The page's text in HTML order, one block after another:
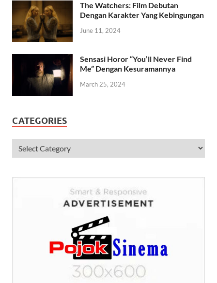
The Watchers: Film Debutan
Dengan Karakter Yang Kebingungan
June 11, 2024
Sensasi Horor “You’ll Never Find
Me” Dengan Kesuramannya
March 25, 2024
CATEGORIES